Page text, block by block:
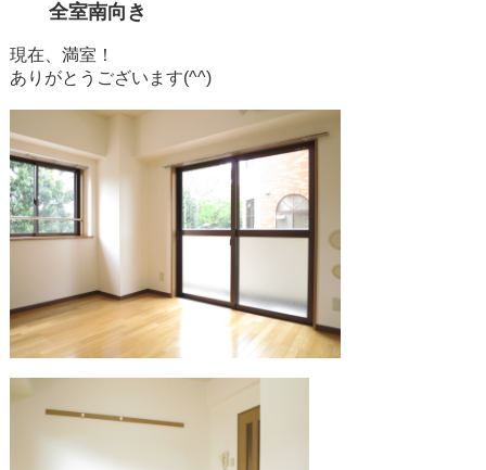
全室南向き
現在、満室！
ありがとうございます(^^)